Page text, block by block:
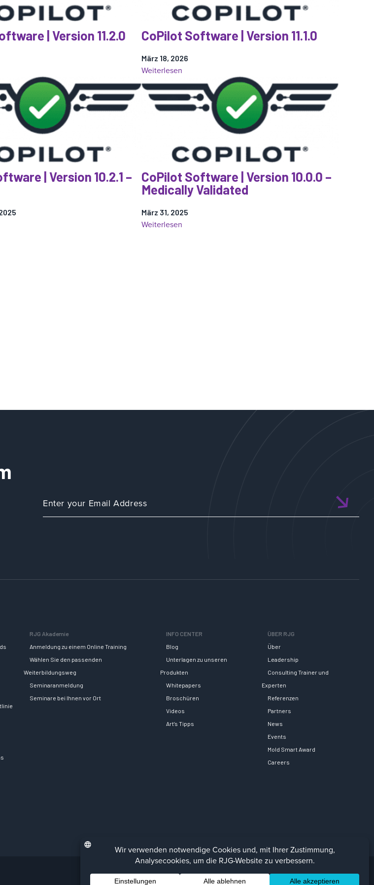
| Version 11.2.0 CoPilot Software | Version 11.1.0
März 18, 2026
Weiterlesen
CoPilot
Software
|
| Version 10.2.1 –
CoPilot Software | Version 10.0.0 –
Medically Validated
März 31, 2025
Weiterlesen
RJG Akademie
Anmeldung zu einem Online Training
Wählen Sie den passenden
Weiterbildungsweg
Seminaranmeldung
Seminare bei Ihnen vor Ort
INFO CENTER
Blog
Unterlagen zu unseren
Produkten
Whitepapers
Broschüren
Videos
Art’s Tipps
ÜBER RJG
Über
Leadership
Consulting Trainer und
Experten
Referenzen
Partners
News
Events
Mold Smart Award
Careers
Facebook
LinkedIn